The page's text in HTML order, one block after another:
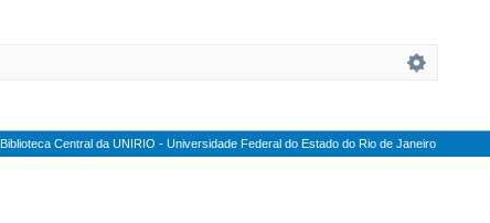
Biblioteca Central da UNIRIO - Universidade Federal do Estado do Rio de Janeiro